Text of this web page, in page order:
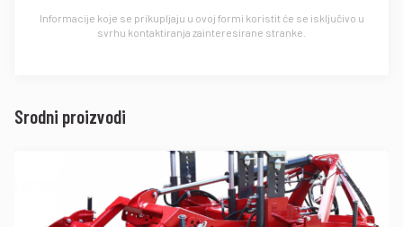
Informacije koje se prikupljaju u ovoj formi koristit će se isključivo u
svrhu kontaktiranja zainteresirane stranke.
Srodni proizvodi